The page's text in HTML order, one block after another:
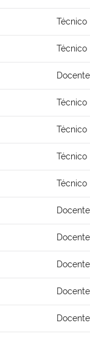
Técnico
Técnico
Docente
Técnico
Técnico
Técnico
Técnico
Docente
Docente
Docente
Docente
Docente